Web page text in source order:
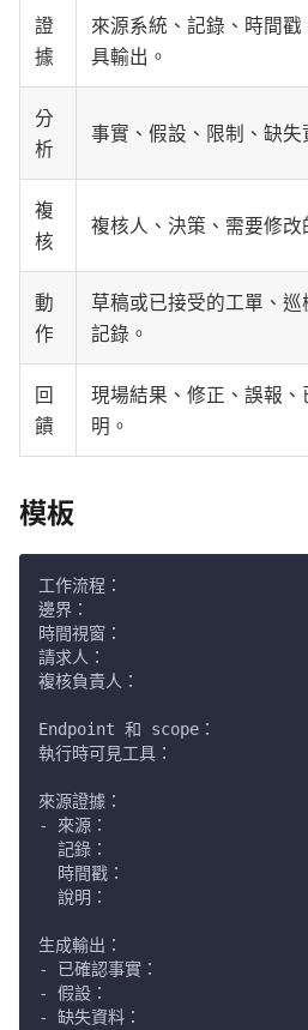
證
據
來源系統、記錄、時間
具輸出。
分
析
事實、假設、限制、缺失
複
核
複核人、決策、需要修改
動
作
草稿或已接受的工單、
記錄。
回
饋
現場結果、修正、誤報
明。
模板
工作流程：
邊界：
時間視窗：
請求人：
複核負責人：
Endpoint 和 scope：
執行時可見工具：
來源證據：
- 來源：
  記錄：
  時間戳：
  說明：
生成輸出：
- 已確認事實：
- 假設：
- 缺失資料：